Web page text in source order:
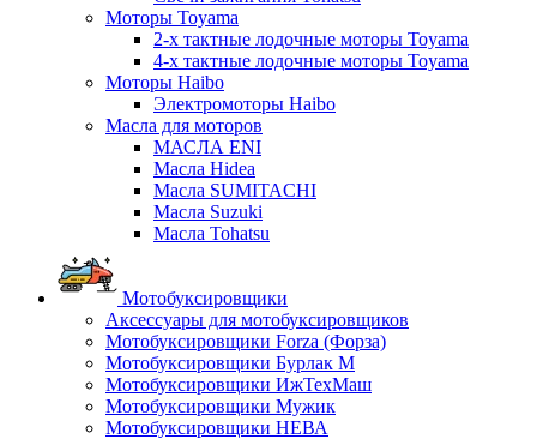
Моторы Toyama
2-х тактные лодочные моторы Toyama
4-х тактные лодочные моторы Toyama
Моторы Haibo
Электромоторы Haibo
Масла для моторов
МАСЛА ENI
Масла Hidea
Масла SUMITACHI
Масла Suzuki
Масла Tohatsu
Мотобуксировщики
Аксессуары для мотобуксировщиков
Мотобуксировщики Forza (Форза)
Мотобуксировщики Бурлак М
Мотобуксировщики ИжТехМаш
Мотобуксировщики Мужик
Мотобуксировщики НЕВА